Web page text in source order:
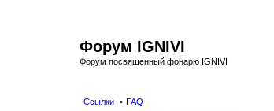
Форум IGNIVI
Форум посвященный фонарю IGNIVI
Ссылки FAQ